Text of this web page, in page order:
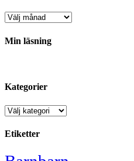
Arkiv
Min läsning
Kategorier
Kategorier
Etiketter